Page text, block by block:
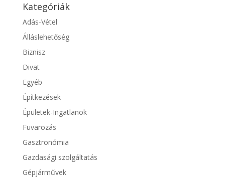
Kategóriák
Adás-Vétel
Álláslehetőség
Biznisz
Divat
Egyéb
Építkezések
Épületek-Ingatlanok
Fuvarozás
Gasztronómia
Gazdasági szolgáltatás
Gépjárművek